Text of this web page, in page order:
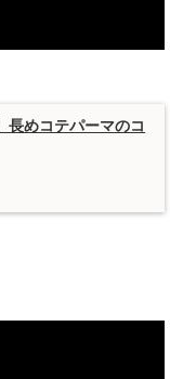
長めコテパーマのコ